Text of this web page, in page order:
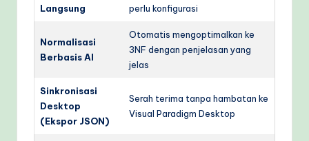
Langsung
perlu konfigurasi
Normalisasi
Berbasis AI
Otomatis mengoptimalkan ke
3NF dengan penjelasan yang
jelas
Sinkronisasi
Desktop
(Ekspor JSON)
Serah terima tanpa hambatan ke
Visual Paradigm Desktop